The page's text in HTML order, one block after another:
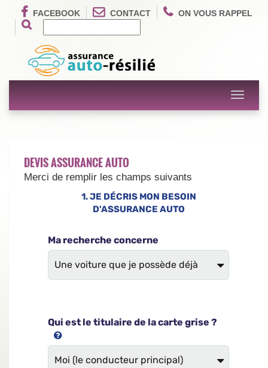
FACEBOOK CONTACT ON VOUS RAPPEL
Toggle
DEVIS ASSURANCE AUTO
Merci de remplir les champs suivants